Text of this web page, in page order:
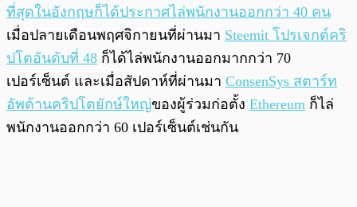
ที่สุดในอังกฤษก็ได้ประกาศไล่พนักงานออกกว่า 40 คน
เมื่อปลายเดือนพฤศจิกายนที่ผ่านมา Steemit โปรเจกต์คริ
ปโตอันดับที่ 48 ก็ได้ไล่พนักงานออกมากกว่า 70
เปอร์เซ็นต์ และเมื่อสัปดาห์ที่ผ่านมา ConsenSys สตาร์ท
อัพด้านคริปโตยักษ์ใหญ่ของผู้ร่วมก่อตั้ง Ethereum ก็ไล่
พนักงานออกกว่า 60 เปอร์เซ็นต์เช่นกัน